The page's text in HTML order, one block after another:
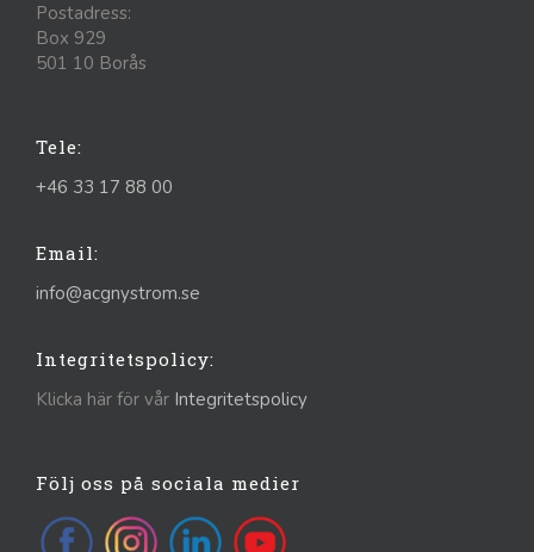
Postadress:
Box 929
501 10 Borås
Tele:
+46 33 17 88 00
Email:
info@acgnystrom.se
Integritetspolicy:
Klicka här för vår Integritetspolicy
Följ oss på sociala medier